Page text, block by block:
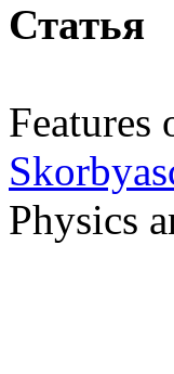
Статья
Physics